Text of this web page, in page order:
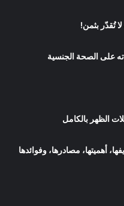
تُقدّر بثمن!
على الصحة الجنسية
الظهر بالكامل